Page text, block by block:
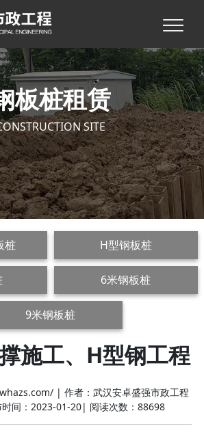
冷弯/冷轧钢板桩>
板桩租赁
SITE
桩 H型钢板桩
6米钢板桩
9米钢板桩
施工、H型钢工程
| 作者：武汉安卓盛强市政工程
间：2023-01-20| 阅读次数：88698